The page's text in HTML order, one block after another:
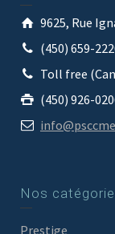
9625, Rue
(450) 659-
Toll free
(450) 926-
Nos
Prestige